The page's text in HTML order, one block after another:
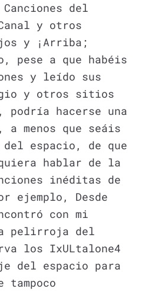
del
y otros
y ¡Arriba;
pese a que habéis
y leído sus
y otros sitios
hacerse una
a menos que seáis
del espacio, de que
hablar de la
inéditas de
ejemplo, Desde
con mi
pelirroja del
los IxULtalone4
del espacio para